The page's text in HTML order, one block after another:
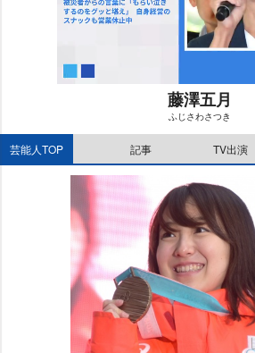
藤澤五月
ふじさわさつき
芸能人TOP 記事 TV出演